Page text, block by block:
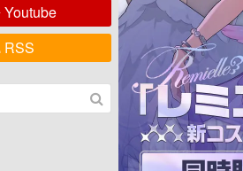
Youtube
RSS